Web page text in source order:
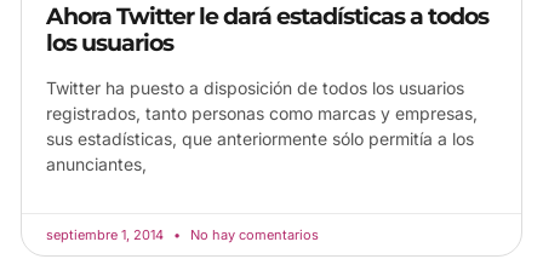
Ahora Twitter le dará estadísticas a todos
los usuarios
Twitter ha puesto a disposición de todos los usuarios
registrados, tanto personas como marcas y empresas,
sus estadísticas, que anteriormente sólo permitía a los
anunciantes,
septiembre 1, 2014 No hay comentarios